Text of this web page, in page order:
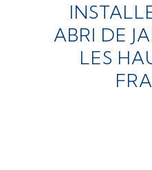
ABRI DE
LES